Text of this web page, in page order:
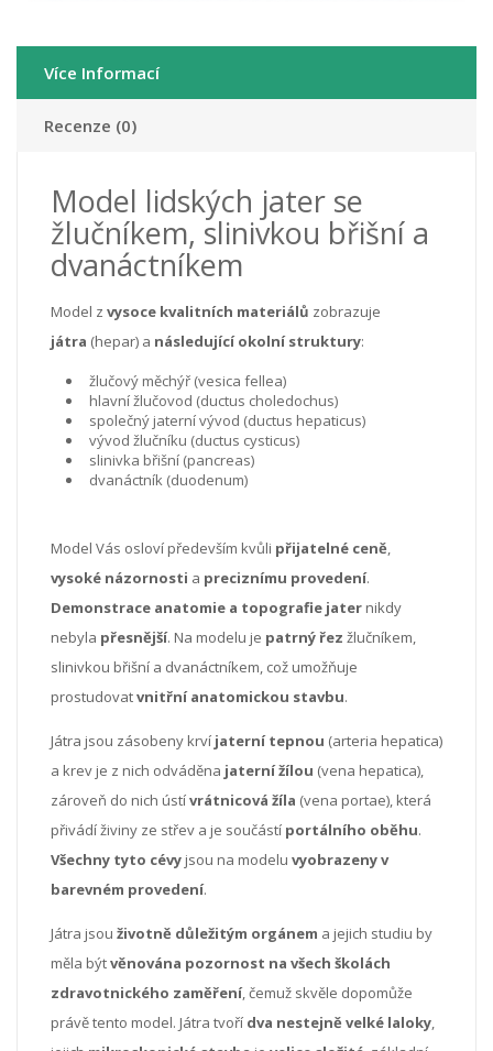
Více Informací
Recenze (0)
Model lidských jater se
žlučníkem, slinivkou břišní a
dvanáctníkem
Model z vysoce kvalitních materiálů zobrazuje
játra (hepar) a následující okolní struktury:
žlučový měchýř (vesica fellea)
hlavní žlučovod (ductus choledochus)
společný jaterní vývod (ductus hepaticus)
vývod žlučníku (ductus cysticus)
slinivka břišní (pancreas)
dvanáctník (duodenum)
Model Vás osloví především kvůli přijatelné ceně,
vysoké názornosti a preciznímu provedení.
Demonstrace anatomie a topografie jater nikdy
nebyla přesnější. Na modelu je patrný řez žlučníkem,
slinivkou břišní a dvanáctníkem, což umožňuje
prostudovatvnitřní anatomickou stavbu.
Játra jsou zásobeny krví jaterní tepnou (arteria hepatica)
a krev je z nich odváděna jaterní žílou (vena hepatica),
zároveň do nich ústívrátnicová žíla (vena portae), která
přivádí živiny ze střev a je součástí portálního oběhu.
Všechny tyto cévy jsou na modelu vyobrazeny v
barevném provedení.
Játra jsou životně důležitým orgánem a jejich studiu by
měla býtvěnována pozornost na všech školách
zdravotnického zaměření,čemuž skvěle dopomůže
právě tento model. Játra tvoří dva nestejně velké laloky,